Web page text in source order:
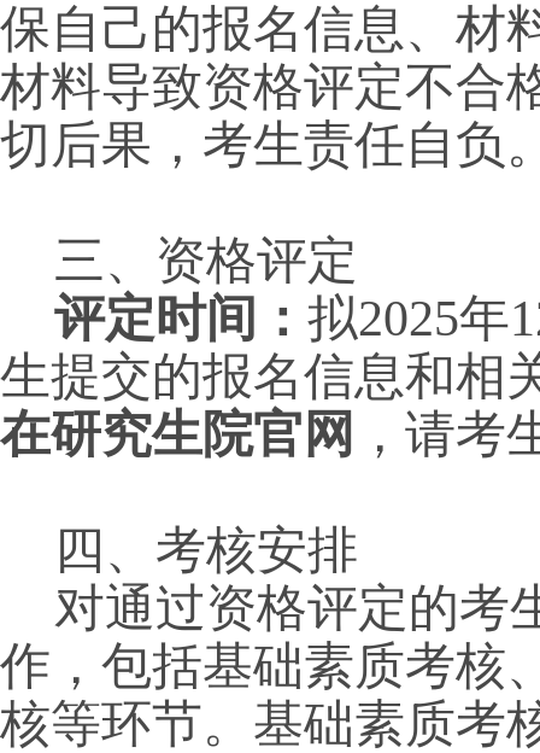
保自己的报名信息、材
材料导致资格评定不合
切后果，考生责任自负
三、资格评定
评定时间： 拟2025年
生提交的报名信息和相
在研究生院官网 ，请考
四、考核安排
对通过资格评定的考
作，包括基础素质考核
核等环节。基础素质考